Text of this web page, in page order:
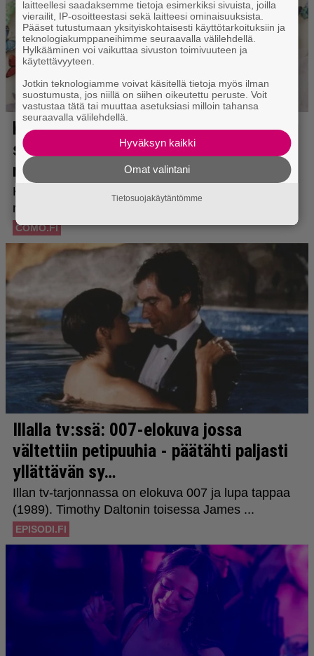
laitteellesi saadaksemme tietoja esimerkiksi sivuista, joilla
vierailit, IP-osoitteestasi sekä laitteesi ominaisuuksista.
Pääset tutustumaan yksityiskohtaisesti käyttötarkoituksiin ja
teknologiakumppaneihimme seuraavalla välilehdellä.
Hylkääminen voi vaikuttaa sivuston toimivuuteen ja
käytettävyyteen.
Jotkin teknologiamme voivat käsitellä tietoja myös ilman
suostumusta, jos niillä on siihen oikeutettu peruste. Voit
vastustaa tätä tai muuttaa asetuksiasi milloin tahansa
seuraavalla välilehdellä.
Hyväksyn kaikki
Omat valintani
Tietosuojakäytäntömme